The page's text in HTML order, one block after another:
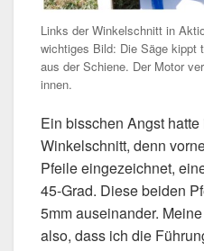
Links der Winkelschnitt in
wichtiges Bild: Die Säge kippt
aus der Schiene. Der Motor
innen.
Ein bisschen Angst
Winkelschnitt, denn
Pfeile eingezeichnet,
45-Grad. Diese beiden
5mm auseinander.
also, dass ich die